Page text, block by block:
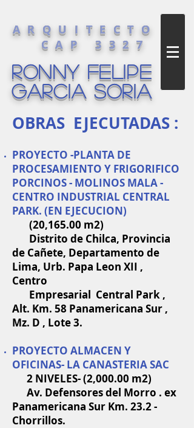
ARQUITECTO
CAP 3327
RONNY FELIPE
GARCIA SORIA
OBRAS EJECUTADAS :
PROYECTO -PLANTA DE
PROCESAMIENTO Y FRIGORIFICO
PORCINOS - MOLINOS MALA -
CENTRO INDUSTRIAL CENTRAL
PARK. (EN EJECUCION)
(20,165.00 m2)
Distrito de Chilca, Provincia
de Cañete, Departamento de
Lima, Urb. Papa Leon XII ,
Centro
Empresarial Central Park ,
Alt. Km. 58 Panamericana Sur ,
Mz. D , Lote 3.
PROYECTO ALMACEN Y
OFICINAS- LA CANASTERIA SAC
2 NIVELES- (2,000.00 m2)
Av. Defensores del Morro . ex
Panamericana Sur Km. 23.2 -
Chorrillos.